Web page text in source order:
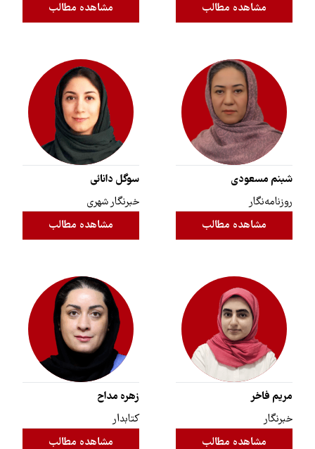
مشاهده مطالب
مشاهده مطالب
شبنم مسعودی
روزنامه‌نگار
مشاهده مطالب
سوگل دانائی
خبرنگار شهری
مشاهده مطالب
مریم فاخر
خبرنگار
مشاهده مطالب
زهره مداح
کتابدار
مشاهده مطالب